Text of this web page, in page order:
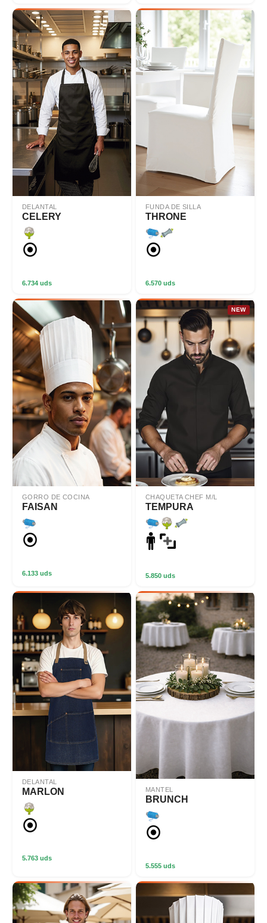
DELANTAL
CELERY
6.734 uds
FUNDA DE SILLA
THRONE
6.570 uds
GORRO DE COCINA
FAISAN
6.133 uds
NEW
CHAQUETA CHEF M/L
TEMPURA
5.850 uds
DELANTAL
MARLON
5.763 uds
MANTEL
BRUNCH
5.555 uds